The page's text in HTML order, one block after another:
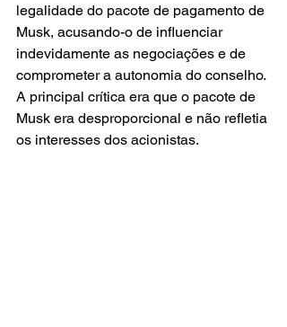
legalidade do pacote de pagamento de
Musk, acusando-o de influenciar
indevidamente as negociações e de
comprometer a autonomia do conselho.
A principal crítica era que o pacote de
Musk era desproporcional e não refletia
os interesses dos acionistas.